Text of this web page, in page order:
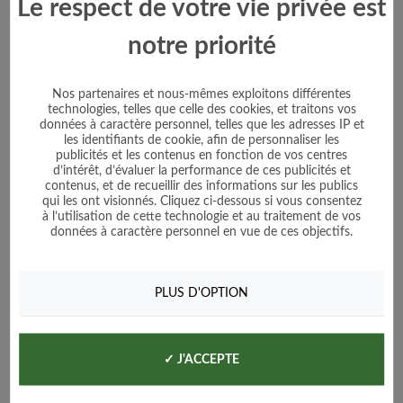
Le respect de votre vie privée est
notre priorité
Nos partenaires et nous-mêmes exploitons différentes
technologies, telles que celle des cookies, et traitons vos
données à caractère personnel, telles que les adresses IP et
les identifiants de cookie, afin de personnaliser les
publicités et les contenus en fonction de vos centres
d’intérêt, d’évaluer la performance de ces publicités et
contenus, et de recueillir des informations sur les publics
qui les ont visionnés. Cliquez ci-dessous si vous consentez
à l’utilisation de cette technologie et au traitement de vos
données à caractère personnel en vue de ces objectifs.
PLUS D'OPTION
✓ J'ACCEPTE